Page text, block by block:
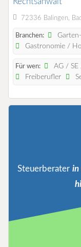
72336 Balingen,
Branchen:
Gastronomie /
Für wen:
AG /
Freiberufler
Steuerberater in